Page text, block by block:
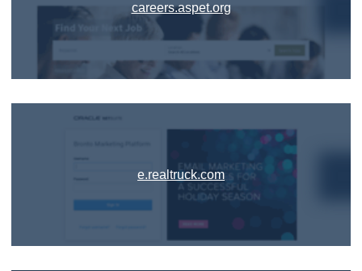
careers.aspet.org
e.realtruck.com